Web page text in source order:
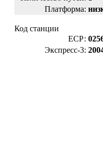
Платформа:
Код станции
ЕСР:
Экспресс-3: